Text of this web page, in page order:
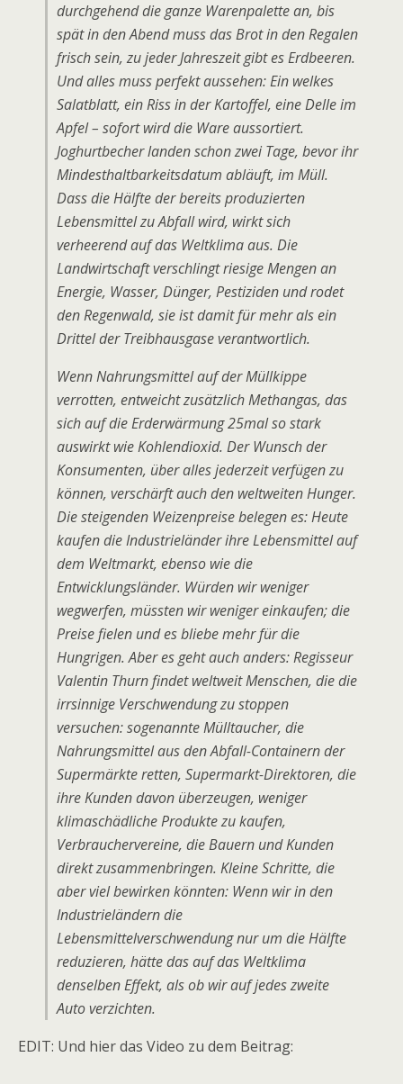
durchgehend die ganze Warenpalette an, bis
spät in den Abend muss das Brot in den Regalen
frisch sein, zu jeder Jahreszeit gibt es Erdbeeren.
Und alles muss perfekt aussehen: Ein welkes
Salatblatt, ein Riss in der Kartoffel, eine Delle im
Apfel – sofort wird die Ware aussortiert.
Joghurtbecher landen schon zwei Tage, bevor ihr
Mindesthaltbarkeitsdatum abläuft, im Müll.
Dass die Hälfte der bereits produzierten
Lebensmittel zu Abfall wird, wirkt sich
verheerend auf das Weltklima aus. Die
Landwirtschaft verschlingt riesige Mengen an
Energie, Wasser, Dünger, Pestiziden und rodet
den Regenwald, sie ist damit für mehr als ein
Drittel der Treibhausgase verantwortlich.
Wenn Nahrungsmittel auf der Müllkippe
verrotten, entweicht zusätzlich Methangas, das
sich auf die Erderwärmung 25mal so stark
auswirkt wie Kohlendioxid. Der Wunsch der
Konsumenten, über alles jederzeit verfügen zu
können, verschärft auch den weltweiten Hunger.
Die steigenden Weizenpreise belegen es: Heute
kaufen die Industrieländer ihre Lebensmittel auf
dem Weltmarkt, ebenso wie die
Entwicklungsländer. Würden wir weniger
wegwerfen, müssten wir weniger einkaufen; die
Preise fielen und es bliebe mehr für die
Hungrigen. Aber es geht auch anders: Regisseur
Valentin Thurn findet weltweit Menschen, die die
irrsinnige Verschwendung zu stoppen
versuchen: sogenannte Mülltaucher, die
Nahrungsmittel aus den Abfall-Containern der
Supermärkte retten, Supermarkt-Direktoren, die
ihre Kunden davon überzeugen, weniger
klimaschädliche Produkte zu kaufen,
Verbrauchervereine, die Bauern und Kunden
direkt zusammenbringen. Kleine Schritte, die
aber viel bewirken könnten: Wenn wir in den
Industrieländern die
Lebensmittelverschwendung nur um die Hälfte
reduzieren, hätte das auf das Weltklima
denselben Effekt, als ob wir auf jedes zweite
Auto verzichten.
EDIT: Und hier das Video zu dem Beitrag: